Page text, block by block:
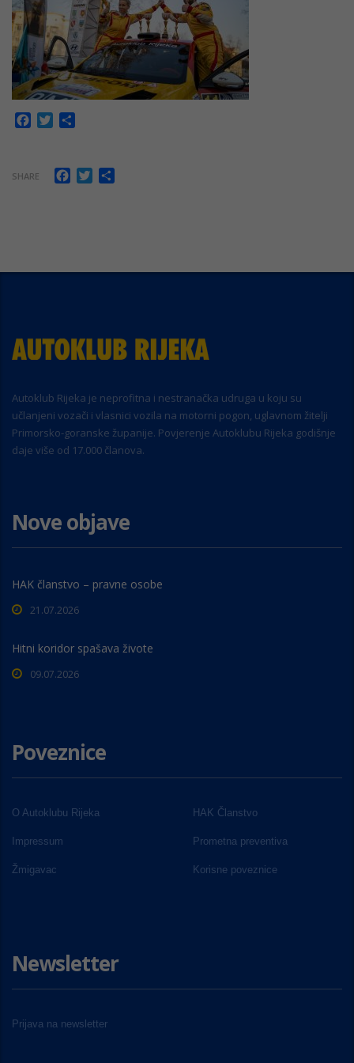
Facebook
Twitter
SHARE Facebook
Twitter
Autoklub Rijeka je neprofitna i nestranačka udruga u koju su
učlanjeni vozači i vlasnici vozila na motorni pogon, uglavnom žitelji
Primorsko-goranske županije. Povjerenje Autoklubu Rijeka godišnje
daje više od 17.000 članova.
Nove objave
HAK članstvo – pravne osobe
21.07.2026
Hitni koridor spašava živote
09.07.2026
Poveznice
O Autoklubu Rijeka HAK Članstvo
Impressum Prometna preventiva
Žmigavac Korisne poveznice
Newsletter
Prijava na newsletter